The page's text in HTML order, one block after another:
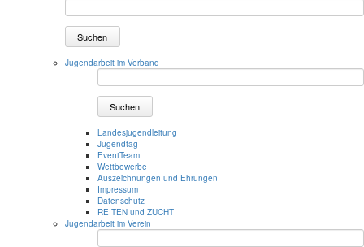
Suchen
Jugendarbeit im Verband
Suchen
Landesjugendleitung
Jugendtag
EventTeam
Wettbewerbe
Auszeichnungen und Ehrungen
Impressum
Datenschutz
REITEN und ZUCHT
Jugendarbeit im Verein